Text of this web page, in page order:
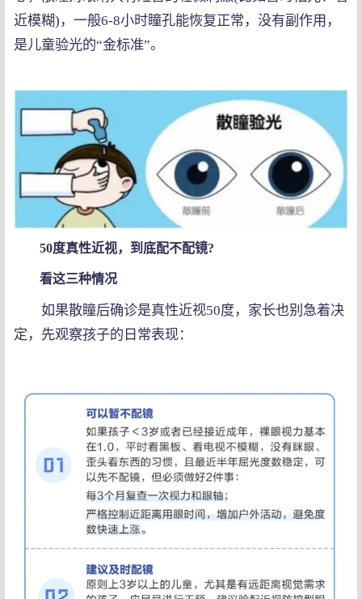
近模糊)，一般6-8小时瞳孔能恢复正常，没有副作用，
是儿童验光的“金标准”。
50度真性近视，到底配不配镜?
看这三种情况
如果散瞳后确诊是真性近视50度，家长也别急着决
定，先观察孩子的日常表现：